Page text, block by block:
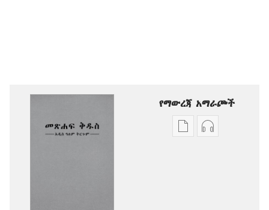
የማውረጃ አማራጮች
የሕትመትኦዲዮዎችን